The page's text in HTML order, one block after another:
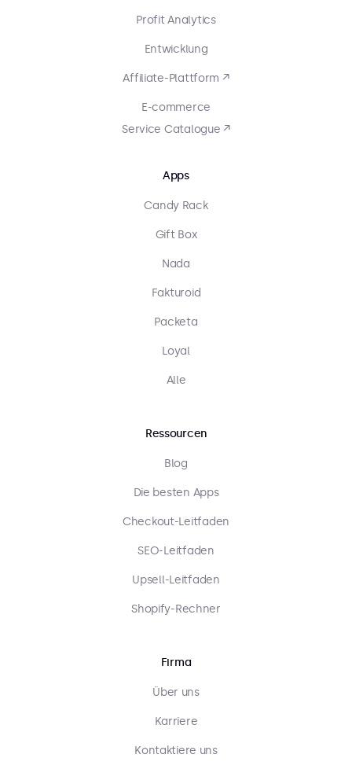
Profit Analytics
Entwicklung
Affiliate-Plattform ↗
E-commerce
Service Catalogue ↗
Apps
Candy Rack
Gift Box
Nada
Fakturoid
Packeta
Loyal
Alle
Ressourcen
Blog
Die besten Apps
Checkout-Leitfaden
SEO-Leitfaden
Upsell-Leitfaden
Shopify-Rechner
Firma
Über uns
Karriere
Kontaktiere uns